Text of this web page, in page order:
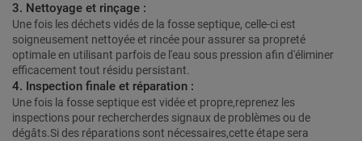
3. Nettoyage et rinçage :
Une fois les déchets vidés de la fosse septique, celle-ci est
soigneusement nettoyée et rincée pour assurer sa propreté
optimale en utilisant parfois de l'eau sous pression afin d'éliminer
efficacement tout résidu persistant.
4. Inspection finale et réparation :
Une fois la fosse septique est vidée et propre,reprenez les
inspections pour rechercherdes signaux de problèmes ou de
dégâts.Si des réparations sont nécessaires,cette étape sera